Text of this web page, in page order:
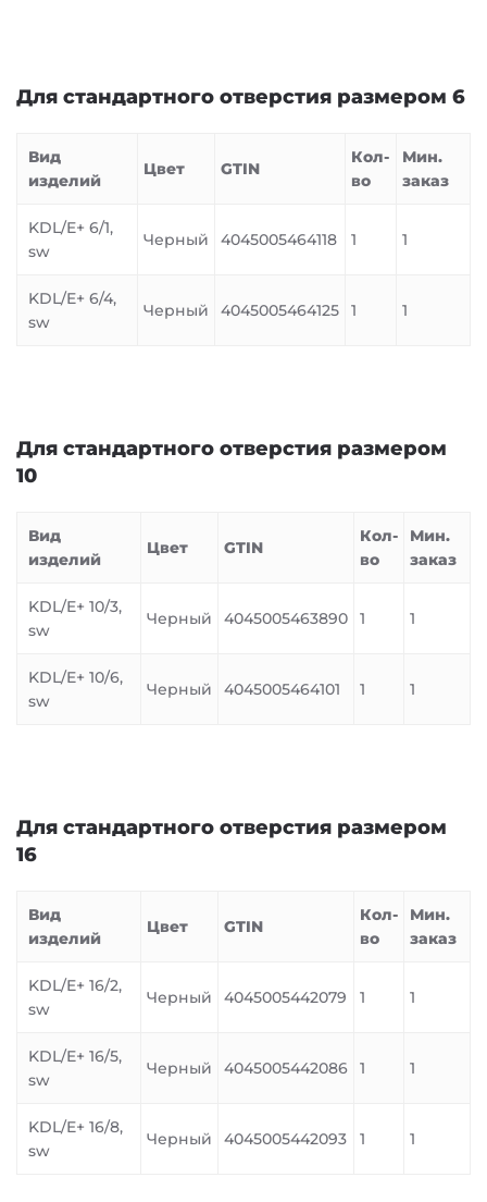
Для стандартного отверстия размером 6
Вид
изделий
Цвет GTIN
Кол-
во
Мин.
заказ
KDL/E+ 6/1,
sw
Черный 4045005464118 1 1
KDL/E+ 6/4,
sw
Черный 4045005464125 1 1
Для стандартного отверстия размером
10
Вид
изделий
Цвет GTIN
Кол-
во
Мин.
заказ
KDL/E+ 10/3,
sw
Черный 4045005463890 1 1
KDL/E+ 10/6,
sw
Черный 4045005464101 1 1
Для стандартного отверстия размером
16
Вид
изделий
Цвет GTIN
Кол-
во
Мин.
заказ
KDL/E+ 16/2,
sw
Черный 4045005442079 1 1
KDL/E+ 16/5,
sw
Черный 4045005442086 1 1
KDL/E+ 16/8,
sw
Черный 4045005442093 1 1